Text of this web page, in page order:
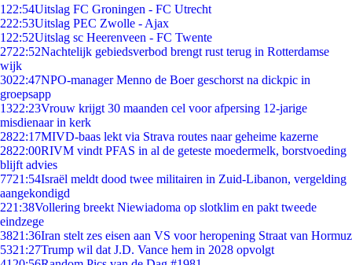
1 22:54Uitslag FC Groningen - FC Utrecht
222:53Uitslag PEC Zwolle - Ajax
1 22:52Uitslag sc Heerenveen - FC Twente
2722:52Nachtelijk gebiedsverbod brengt rust terug in Rotterdamse
wijk
3022:47NPO-manager Menno de Boer geschorst na dickpic in
groepsapp
1322:23Vrouw krijgt 30 maanden cel voor afpersing 12-jarige
misdienaar in kerk
2822:17MIVD-baas lekt via Strava routes naar geheime kazerne
2822:00RIVM vindt PFAS in al de geteste moedermelk, borstvoeding
blijft advies
7721:54Israël meldt dood twee militairen in Zuid-Libanon, vergelding
aangekondigd
221:38Vollering breekt Niewiadoma op slotklim en pakt tweede
eindzege
3821:36Iran stelt zes eisen aan VS voor heropening Straat van Hormuz
5321:27Trump wil dat J.D. Vance hem in 2028 opvolgt